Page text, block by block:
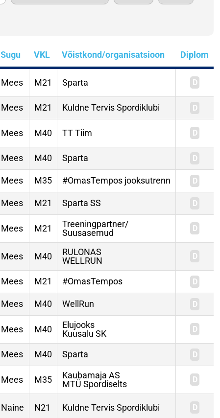
Sugu VKL Võistkond/organisatsioon Diplom
Mees M21 Sparta
Mees M21 Kuldne Tervis Spordiklubi
Mees M40 TT Tiim
Mees M40 Sparta
Mees M35 #OmasTempos jooksutrenn
Mees M21 Sparta SS
Mees M21
Treeningpartner/
Suusasemud
Mees M40
RULONAS
WELLRUN
Mees M21 #OmasTempos
Mees M40 WellRun
Mees M40
Elujooks
Kuusalu SK
Mees M40 Sparta
Mees M35
Kaubamaja AS
MTÜ Spordiselts
Naine N21 Kuldne Tervis Spordiklubi